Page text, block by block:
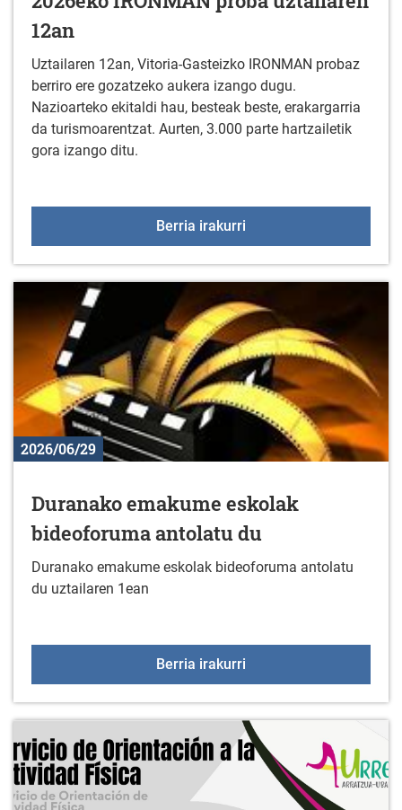
12an
Uztailaren 12an, Vitoria-Gasteizko IRONMAN probaz
berriro ere gozatzeko aukera izango dugu.
Nazioarteko ekitaldi hau, besteak beste, erakargarria
da turismoarentzat. Aurten, 3.000 parte hartzailetik
gora izango ditu.
Berria irakurri
2026/06/29
Duranako emakume eskolak
bideoforuma antolatu du
Duranako emakume eskolak bideoforuma antolatu
du uztailaren 1ean
Berria irakurri